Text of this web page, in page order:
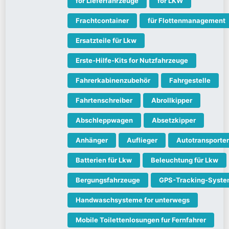
Frachtcontainer für Flottenmanagement
Ersatzteile für Lkw
Erste-Hilfe-Kits for Nutzfahrzeuge
Fahrerkabinenzubehör Fahrgestelle
Fahrtenschreiber Abrollkipper
Abschleppwagen Absetzkipper
Anhänger Auflieger Autotransporter
Batterien für Lkw Beleuchtung für Lkw
Bergungsfahrzeuge GPS-Tracking-
Handwaschsysteme for unterwegs
Mobile Toilettenlosungen fur Fernfahrer